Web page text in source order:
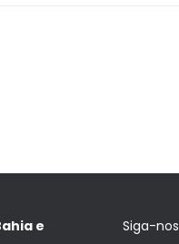
e
Siga-nos